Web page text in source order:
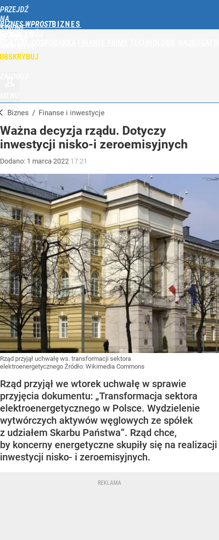
PRZEJDŹ
NA
STRONĘ
BIZNES WPROST
Biznes / Finanse i inwestycje
Ważna decyzja rządu. Dotyczy
inwestycji nisko-i zeroemisyjnych
Dodano: 1 marca 2022 17:21
Rząd przyjął uchwałę ws. transformacji sektora
elektroenergetycznego Źródło: Wikimedia Commons
Rząd przyjął we wtorek uchwałę w sprawie
przyjęcia dokumentu: „Transformacja sektora
elektroenergetycznego w Polsce. Wydzielenie
wytwórczych aktywów węglowych ze spółek
z udziałem Skarbu Państwa”. Rząd chce,
by koncerny energetyczne skupiły się na realizacji
inwestycji nisko- i zeroemisyjnych.